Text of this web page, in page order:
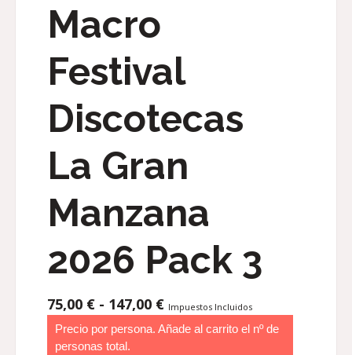
Macro
Festival
Discotecas
La Gran
Manzana
2026 Pack 3
75,00 € - 147,00 €RANGO
DE
PRECIOS:
Impuestos Incluidos
Precio por persona. Añade al carrito el nº de
personas total.